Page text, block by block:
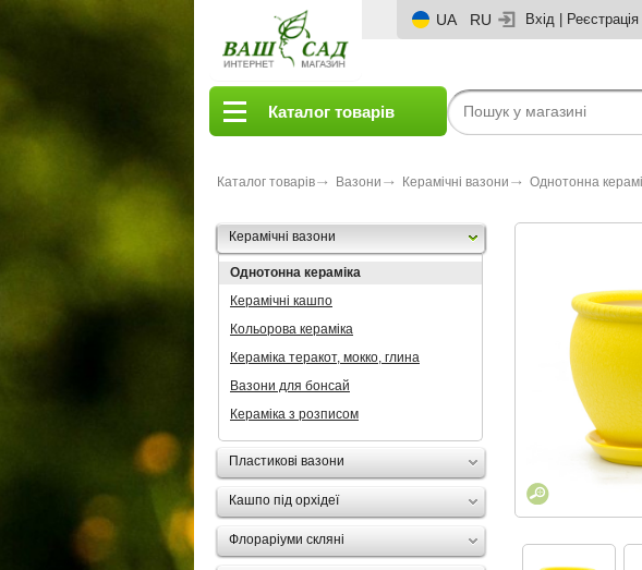
UA RU Вхід Реєстрація
Каталог товарів
Каталог товарів Вазони Керамічні вазони Однотонна
Керамічні вазони
Однотонна кераміка
Керамічні кашпо
Кольорова кераміка
Кераміка теракот, мокко, глина
Вазони для бонсай
Кераміка з розписом
Пластикові вазони
Кашпо під орхідеї
Флораріуми скляні